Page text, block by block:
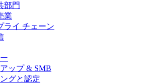
部門
業
ライ チェーン
ップ & SMB
グと認定